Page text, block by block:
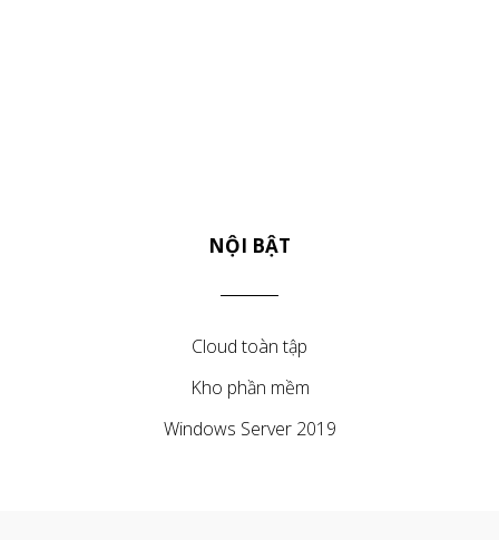
NỘI BẬT
Cloud toàn tập
Kho phần mềm
Windows Server 2019